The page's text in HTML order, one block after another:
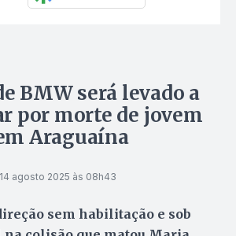
BMW será levado a
por morte de jovem
Araguaína
14 agosto 2025 às 08h43
sem habilitação e sob